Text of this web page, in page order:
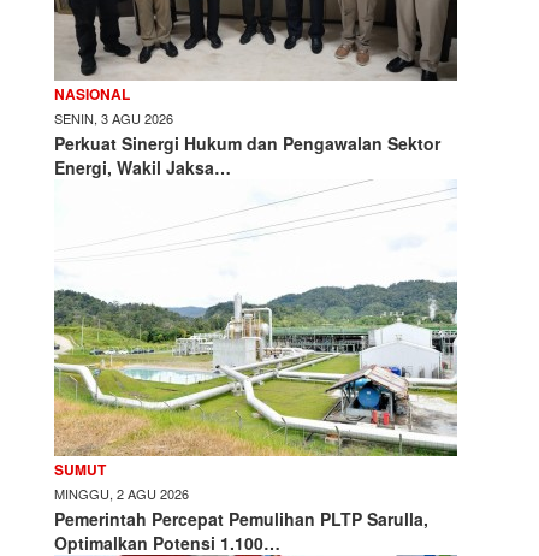
NASIONAL
SENIN, 3 AGU 2026
Perkuat Sinergi Hukum dan Pengawalan Sektor
Energi, Wakil Jaksa…
SUMUT
MINGGU, 2 AGU 2026
Pemerintah Percepat Pemulihan PLTP Sarulla,
Optimalkan Potensi 1.100…